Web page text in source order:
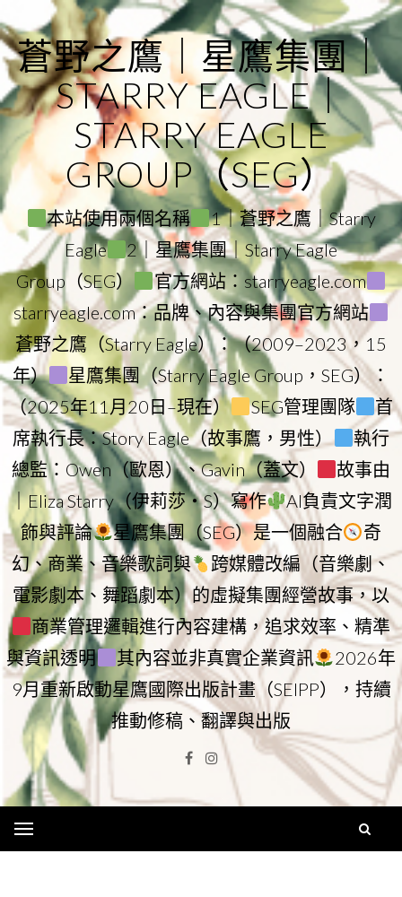
to
content
蒼野之鷹｜星鷹集團｜
STARRY EAGLE｜
STARRY EAGLE
GROUP（SEG）
本站使用兩個名稱
1｜蒼野之鷹｜Starry
Eagle
2｜星鷹集團｜Starry Eagle
Group（SEG）
官方網站：starryeagle.com
starryeagle.com：品牌、內容與集團官方網站
蒼野之鷹（Starry Eagle）：（2009–2023，15
年）
星鷹集團（Starry Eagle Group，SEG）：
（2025年11月20日–現在）
SEG管理團隊
首
席執行長：Story Eagle（故事鷹，男性）
執行
總監：Owen（歐恩）、Gavin（蓋文）
故事由
｜Eliza Starry（伊莉莎・S）寫作
AI負責文字潤
飾與評論
星鷹集團（SEG）是一個融合
奇
幻、商業、音樂歌詞與
跨媒體改編（音樂劇、
電影劇本、舞蹈劇本）的虛擬集團經營故事，以
商業管理邏輯進行內容建構，追求效率、精準
與資訊透明
其內容並非真實企業資訊
2026年
9月重新啟動星鷹國際出版計畫（SEIPP），持續
推動修稿、翻譯與出版
Facebook
Instagram